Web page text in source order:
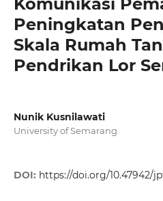
Peningkatan
Skala Rumah
Pendrikan Lor
Nunik Kusnilawati
University of Semarang
DOI: https://doi.org/10.47942/